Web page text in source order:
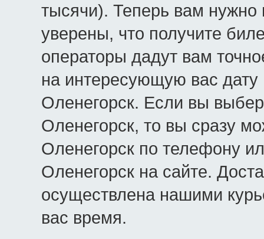
тысячи). Теперь вам нужно
уверены, что получите
операторы дадут вам
на интересующую вас дату
Оленегорск. Если вы
Оленегорск, то вы сразу
Оленегорск по телефону
Оленегорск на сайте.
осуществлена нашими
вас время.